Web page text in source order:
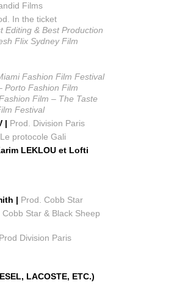
Films
In the ticket
Editing & Best Production
Flix Sydney Film
Fashion Film Festival
Porto Fashion Film
Film – The Taste
Festival
| Prod. Division Paris
protocole Gali
LEKLOU et Lofti
| Prod. Cobb Star
Cobb Star & Black Sheep
Prod Division Paris
LACOSTE, ETC.)